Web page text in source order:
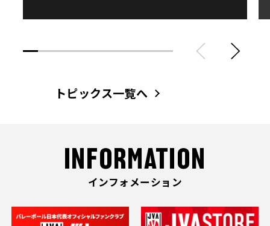
トピックス一覧へ
INFORMATION
インフォメーション